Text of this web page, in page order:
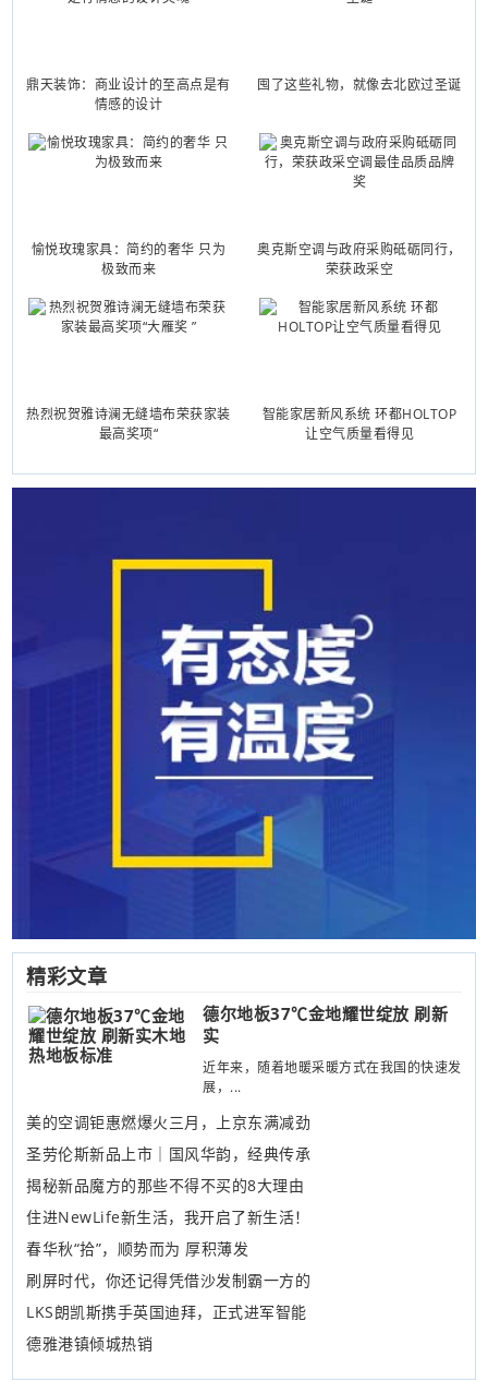
鼎天装饰：商业设计的至高点是有
情感的设计
囤了这些礼物，就像去北欧过圣诞
愉悦玫瑰家具：简约的奢华 只为
极致而来
奥克斯空调与政府采购砥砺同行，
荣获政采空
热烈祝贺雅诗澜无缝墙布荣获家装
最高奖项“
智能家居新风系统 环都HOLTOP
让空气质量看得见
精彩文章
德尔地板37℃金地耀世绽放 刷新
实
近年来，随着地暖采暖方式在我国的快速发
展，...
美的空调钜惠燃爆火三月，上京东满减劲
圣劳伦斯新品上市｜国风华韵，经典传承
揭秘新品魔方的那些不得不买的8大理由
住进NewLife新生活，我开启了新生活！
春华秋“拾”，顺势而为 厚积薄发
刷屏时代，你还记得凭借沙发制霸一方的
LKS朗凯斯携手英国迪拜，正式进军智能
德雅港镇倾城热销